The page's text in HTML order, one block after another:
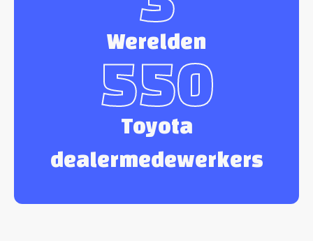
Werelden
550
Toyota
dealermedewerkers